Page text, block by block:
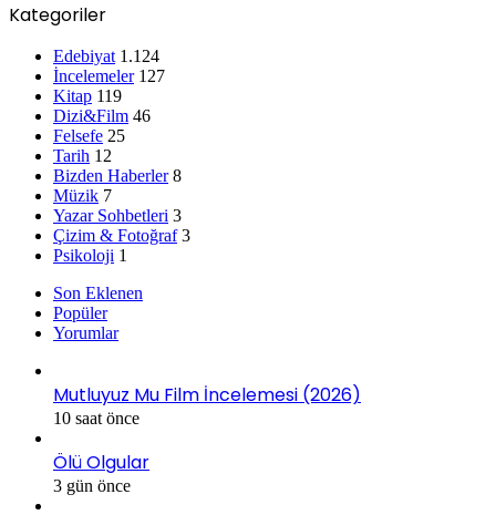
Kategoriler
Edebiyat 1.124
İncelemeler 127
Kitap 119
Dizi&Film 46
Felsefe 25
Tarih 12
Bizden Haberler 8
Müzik 7
Yazar Sohbetleri 3
Çizim & Fotoğraf 3
Psikoloji 1
Son Eklenen
Popüler
Yorumlar
Mutluyuz Mu Film İncelemesi (2026)
10 saat önce
Ölü Olgular
3 gün önce